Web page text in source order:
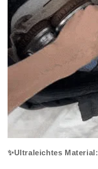
✨Ultraleichtes Material: